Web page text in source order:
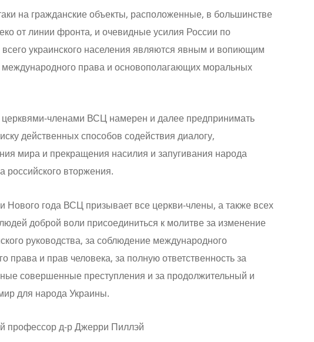
на гражданские объекты, расположенные, в большинстве
от линии фронта, и очевидные усилия России по
украинского населения являются явным и вопиющим
права и основополагающих моральных
членами ВСЦ намерен и далее предпринимать
действенных способов содействия диалогу,
мира и прекращения насилия и запугивания народа
российского вторжения.
Нового года ВСЦ призывает все церкви-члены, а также всех
доброй воли присоединиться к молитве за изменение
руководства, за соблюдение международного
права и прав человека, за полную ответственность за
совершенные преступления и за продолжительный и
для народа Украины.
профессор д-р Джерри Пиллэй